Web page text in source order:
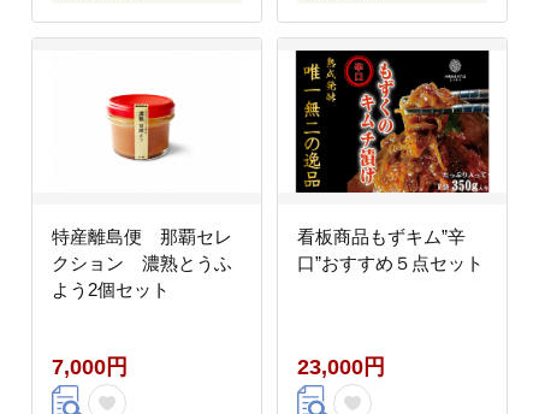
特産離島便 那覇セレ
クション 濃熟とうふ
よう2個セット
7,000円
看板商品もずキム”辛
口”おすすめ５点セット
23,000円